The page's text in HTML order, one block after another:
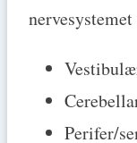
Perifer/